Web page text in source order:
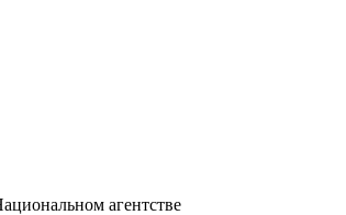
агентстве